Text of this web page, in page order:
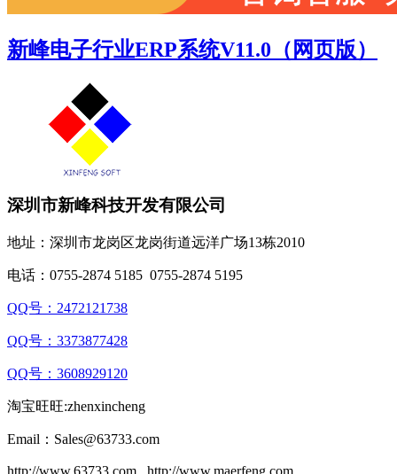
新峰电子行业ERP系统V11.0（网页版）
深圳市新峰科技开发有限公司
地址：深圳市龙岗区龙岗街道远洋广场13栋2010
电话：0755-2874 5185 0755-2874 5195
QQ号：2472121738
QQ号： 3373877428
QQ号： 3608929120
淘宝旺旺:zhenxincheng
Email：Sales@63733.com
http://www.63733.com http://www.maerfeng.com